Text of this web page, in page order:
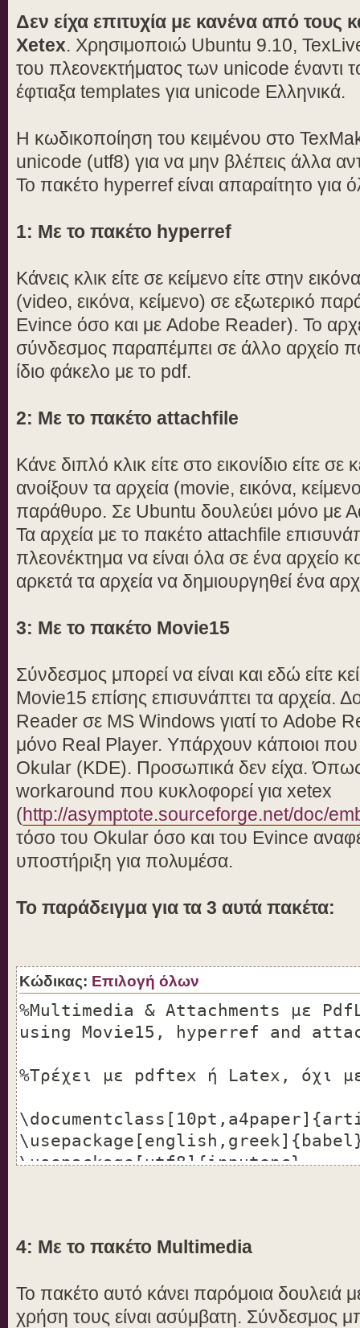
Δεν είχα επιτυχία με κανένα από τους
Xetex. Χρησιμοποιώ Ubuntu 9.10,
του πλεονεκτήματος των unicode
έφτιαξα templates για unicode Ελληνικά.
Η κωδικοποίηση του κειμένου στο
unicode (utf8) για να μην βλέπεις άλλα
Το πακέτο hyperref είναι απαραίτητο για
1: Με το πακέτο hyperref
Κάνεις κλικ είτε σε κείμενο είτε στην
(video, εικόνα, κείμενο) σε εξωτερικό
Evince όσο και με Adobe Reader). Το
σύνδεσμος παραπέμπει σε άλλο αρχείο
ίδιο φάκελο με το pdf.
2: Με το πακέτο attachfile
Κάνε διπλό κλικ είτε στο εικονίδιο είτε σε
ανοίξουν τα αρχεία (movie, εικόνα,
παράθυρο. Σε Ubuntu δουλεύει μόνο με
Τα αρχεία με το πακέτο attachfile
πλεονέκτημα να είναι όλα σε ένα αρχείο
αρκετά τα αρχεία να δημιουργηθεί ένα
3: Με το πακέτο Movie15
Σύνδεσμος μπορεί να είναι και εδώ είτε
Movie15 επίσης επισυνάπτει τα αρχεία.
Reader σε MS Windows γιατί το Adobe
μόνο Real Player. Υπάρχουν κάποιοι που
Okular (KDE). Προσωπικά δεν είχα. Όπως
workaround που κυκλοφορεί για xetex
(http://asymptote.sourceforge.net/doc/
τόσο του Okular όσο και του Evince
υποστήριξη για πολυμέσα.
Το παράδειγμα για τα 3 αυτά πακέτα:
Κώδικας: Επιλογή όλων
%Multimedia & Attachments με
using Movie15, hyperref and
%Τρέχει με pdftex ή Latex, όχι
\usepackage[utf8]{inputenc}
{hyperref} %ΟΠΩΣΔΗΠΟΤΕ το
\hypersetup{pdftitle={Unicode
pdfauthor={Δοκιμή},
4: Με το πακέτο Multimedia
Το πακέτο αυτό κάνει παρόμοια δουλειά
χρήση τους είναι ασύμβατη. Σύνδεσμος